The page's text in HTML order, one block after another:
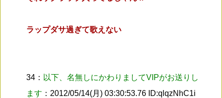
ラップダサ過ぎて歌えない
34： 以下、名無しにかわりましてVIPがお送りし
ます ：2012/05/14(月) 03:30:53.76 ID:qlqzNhC1i